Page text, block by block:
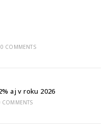
0 COMMENTS
aj v roku 2026
COMMENTS